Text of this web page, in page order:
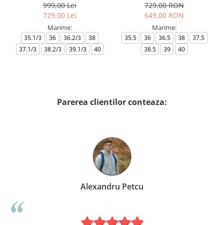
999,00 Lei
729,00 Lei
Marime:
35.1/3 36 36.2/3
38
37.1/3
38.2/3 39.1/3 40
729,00 RON
649,00 RON
Marime:
35.5 36 36.5 38
37.5
38.5
39 40
Parerea clientilor conteaza:
Alexandru Petcu